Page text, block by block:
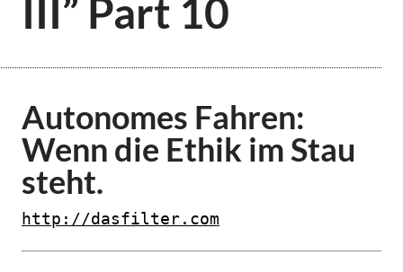
III” Part 10
Autonomes Fahren:
Wenn die Ethik im Stau
steht.
http://dasfilter.com